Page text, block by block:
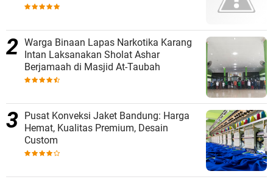
Warga Binaan Lapas Narkotika Karang
Intan Laksanakan Sholat Ashar
Berjamaah di Masjid At-Taubah
Pusat Konveksi Jaket Bandung: Harga
Hemat, Kualitas Premium, Desain
Custom